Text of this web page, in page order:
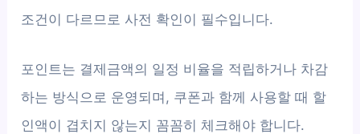
조건이 다르므로 사전 확인이 필수입니다.
포인트는 결제금액의 일정 비율을 적립하거나 차감
하는 방식으로 운영되며, 쿠폰과 함께 사용할 때 할
인액이 겹치지 않는지 꼼꼼히 체크해야 합니다.